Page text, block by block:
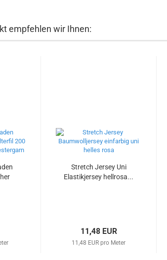
empfehlen wir Ihnen:
Stretch Jersey Uni
Elastikjersey hellrosa...
11,48 EUR
11,48 EUR pro Meter